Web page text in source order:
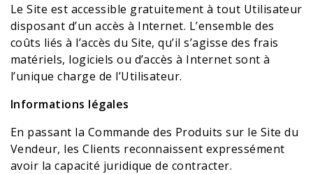
Le Site est accessible gratuitement à tout Utilisateur
disposant d’un accès à Internet. L’ensemble des
coûts liés à l’accès du Site, qu’il s’agisse des frais
matériels, logiciels ou d’accès à Internet sont à
l’unique charge de l’Utilisateur.
Informations légales
En passant la Commande des Produits sur le Site du
Vendeur, les Clients reconnaissent expressément
avoir la capacité juridique de contracter.